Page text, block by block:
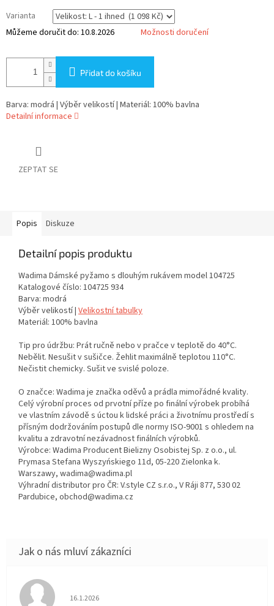
Varianta
Můžeme doručit do: 10.8.2026 Možnosti doručení
Přidat do košíku
Barva: modrá | Výběr velikostí | Materiál: 100% bavlna
Detailní informace
ZEPTAT SE
Popis Diskuze
Detailní popis produktu
Wadima Dámské pyžamo s dlouhým rukávem model 104725
Katalogové číslo: 104725 934
Barva: modrá
Výběr velikostí | Velikostní tabulky
Materiál: 100% bavlna
Tip pro údržbu: Prát ručně nebo v pračce v teplotě do 40°C.
Nebělit. Nesušit v sušičce. Žehlit maximálně teplotou 110°C.
Nečistit chemicky. Sušit ve svislé poloze.
O značce: Wadima je značka oděvů a prádla mimořádné kvality.
Celý výrobní proces od prvotní příze po finální výrobek probíhá
ve vlastním závodě s úctou k lidské práci a životnímu prostředí s
přísným dodržováním postupů dle normy ISO-9001 s ohledem na
kvalitu a zdravotní nezávadnost finálních výrobků.
Výrobce: Wadima Producent Bielizny Osobistej Sp. z o.o., ul.
Prymasa Stefana Wyszyńskiego 11d, 05-220 Zielonka k.
Warszawy, wadima@wadima.pl
Výhradní distributor pro ČR: V.style CZ s.r.o., V Ráji 877, 530 02
Pardubice, obchod@wadima.cz
Hodnocení obchodu je 5 z 5 hvězdiček.
16.1.2026